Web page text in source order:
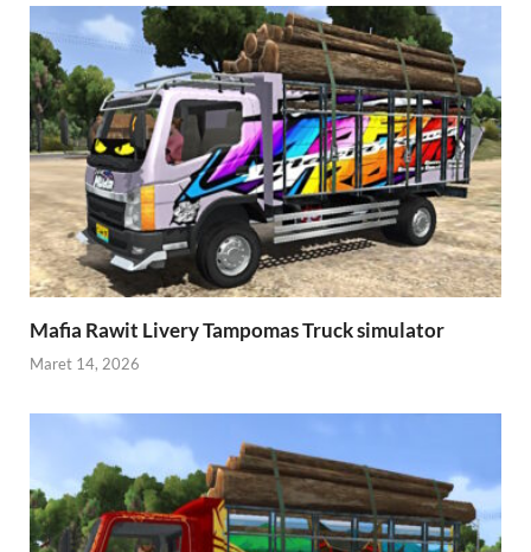
Mafia Rawit Livery Tampomas Truck simulator
Maret 14, 2026